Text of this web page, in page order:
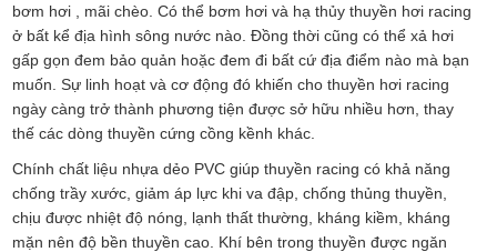
bơm hơi , mãi chèo. Có thể bơm hơi và hạ thủy thuyền hơi racing
ở bất kể địa hình sông nước nào. Đồng thời cũng có thể xả hơi
gấp gọn đem bảo quản hoặc đem đi bất cứ địa điểm nào mà bạn
muốn. Sự linh hoạt và cơ động đó khiến cho thuyền hơi racing
ngày càng trở thành phương tiện được sở hữu nhiều hơn, thay
thế các dòng thuyền cứng cồng kềnh khác.
Chính chất liệu nhựa dẻo PVC giúp thuyền racing có khả năng
chống trầy xước, giảm áp lực khi va đập, chống thủng thuyền,
chịu được nhiệt độ nóng, lạnh thất thường, kháng kiềm, kháng
mặn nên độ bền thuyền cao. Khí bên trong thuyền được ngăn